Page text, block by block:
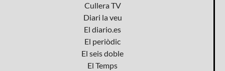
Cullera TV
Diari la veu
El diario.es
El periòdic
El seis doble
El Temps